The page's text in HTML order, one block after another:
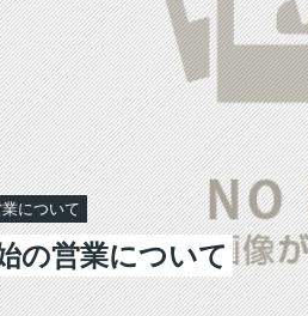
について
の営業について